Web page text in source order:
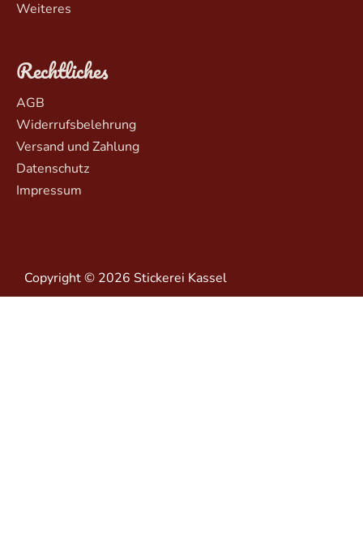
Weiteres
Rechtliches
AGB
Widerrufsbelehrung
Versand und Zahlung
Datenschutz
Impressum
Copyright © 2026 Stickerei Kassel